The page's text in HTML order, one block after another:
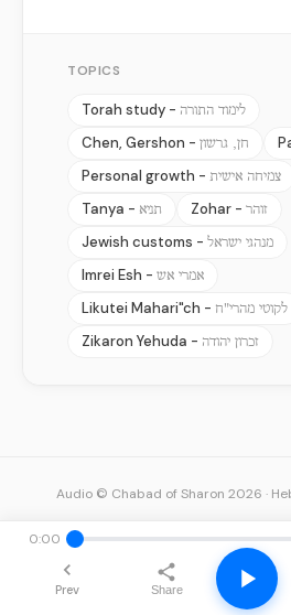
TOPICS
Torah study - לימוד התורה
Chen, Gershon - חן, גרשון
Personal growth - צמיחה אישית
Tanya - תניא Zohar - זוהר
Jewish customs - מנהגי ישראל
Imrei Esh - אמרי אש
Likutei Mahari"ch - לקוטי מהרי"ח
Zikaron Yehuda - זכרון יהודה
0:00
Prev Share
Audio © Chabad of Sharon 2026 ·